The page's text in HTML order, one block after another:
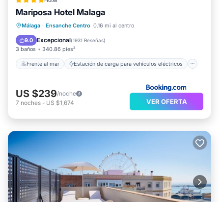
Mariposa Hotel Malaga
Málaga · Ensanche Centro 0.16 mi al centro
9.0 Excepcional(1931 Reseñas)
3 baños 340.86 pies²
Frente al mar Estación de carga para vehículos eléctricos
Frente al mar
Estación de carga para vehículos eléctricos
Aparcamiento
US $239/noche
7 noches - US $1,674 VER OFERTA